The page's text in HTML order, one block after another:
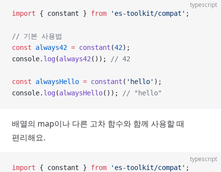
typescript
import { constant } from 'es-toolkit/compat' ;
// 기본 사용법
const always42 = constant (42);
console. log (always42 ()); // 42
const alwaysHello = constant ( 'hello' );
console. log (alwaysHello()); // "hello"
배열의 map이나 다른 고차 함수와 함께 사용할 때
편리해요.
typescript
import { constant } from 'es-toolkit/compat' ;